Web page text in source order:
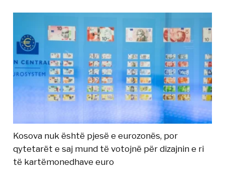
Kosova nuk është pjesë e eurozonës, por
qytetarët e saj mund të votojnë për dizajnin e ri
të kartëmonedhave euro